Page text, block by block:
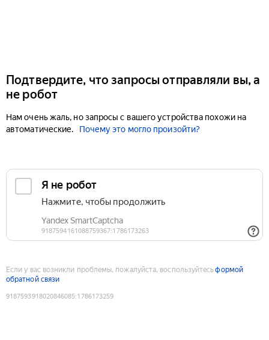
Подтвердите, что запросы отправляли вы, а
не робот
Нам очень жаль, но запросы с вашего устройства похожи на
автоматические.
Почему это могло произойти?
Если у вас возникли проблемы, пожалуйста, воспользуйтесьформой
обратной связи
9187593918020846085:1786173259